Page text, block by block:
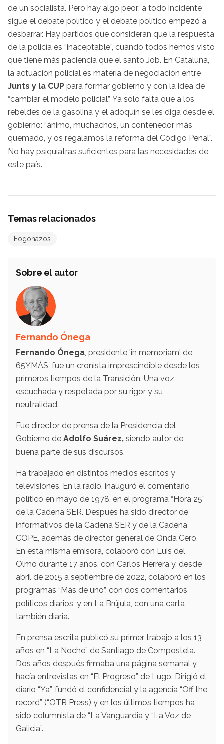
de un socialista. Pero hay algo peor: a todo incidente
sigue el debate político y el debate político empezó a
desbarrar. Hay partidos que consideran que la respuesta
de la policía es “inaceptable”, cuando todos hemos visto
que tiene más paciencia que el santo Job. En Cataluña,
la actuación policial es materia de negociación entre
Junts y la CUP para formar gobierno y con la idea de
“cambiar el modelo policial”. Ya solo falta que a los
rebeldes de la gasolina y el adoquín se les diga desde el
gobierno: “ánimo, muchachos, un contenedor más
quemado, y os regalamos la reforma del Código Penal”.
No hay psiquiatras suficientes para las necesidades de
este país.
Temas relacionados
Fogonazos
Sobre el autor
Fernando Ónega
Fernando Ónega , presidente 'in memoriam' de
65YMÁS, fue un cronista imprescindible desde los
primeros tiempos de la Transición. Una voz
escuchada y respetada por su rigor y su
neutralidad.
Fue director de prensa de la Presidencia del
Gobierno de Adolfo Suárez, siendo autor de
buena parte de sus discursos.
Ha trabajado en distintos medios escritos y
televisiones. En la radio, inauguró el comentario
político en mayo de 1978, en el programa “Hora 25”
de la Cadena SER. Después ha sido director de
informativos de la Cadena SER y de la Cadena
COPE, además de director general de Onda Cero.
En esta misma emisora, colaboró con Luis del
Olmo durante 17 años, con Carlos Herrera y, desde
abril de 2015 a septiembre de 2022, colaboró en los
programas “Más de uno”, con dos comentarios
políticos diarios, y en La Brújula, con una carta
también diaria.
En prensa escrita publicó su primer trabajo a los 13
años en “La Noche” de Santiago de Compostela.
Dos años después firmaba una página semanal y
hacía entrevistas en “El Progreso” de Lugo. Dirigió el
diario “Ya”, fundó el confidencial y la agencia “Off the
record” (“OTR Press) y en los últimos tiempos ha
sido columnista de “La Vanguardia y “La Voz de
Galicia”.